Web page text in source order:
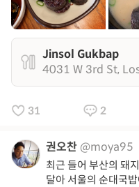
Jinsol Gukbap
4031 W 3rd St,
31 2
권오찬 @moya95
최근 들어 부산의 돼
달아 서울의 순대국